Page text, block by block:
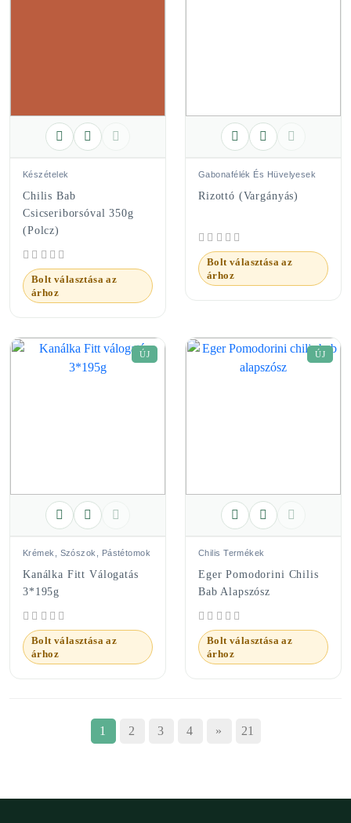
Készételek
Chilis Bab
Csicseriborsóval 350g
(Polcz)
Bolt választása az
árhoz
Gabonafélék És Hüvelyesek
Rizottó (vargányás)
Bolt választása az
árhoz
ÚJ
Krémek, Szószok, Pástétomok
Kanálka Fitt Válogatás
3*195g
Bolt választása az
árhoz
ÚJ
Chilis Termékek
Eger Pomodorini Chilis
Bab Alapszósz
Bolt választása az
árhoz
1 2 3 4 » 21